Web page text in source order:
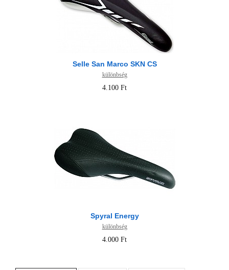
Selle San Marco SKN CS
különbség
4.100 Ft
Spyral Energy
különbség
4.000 Ft